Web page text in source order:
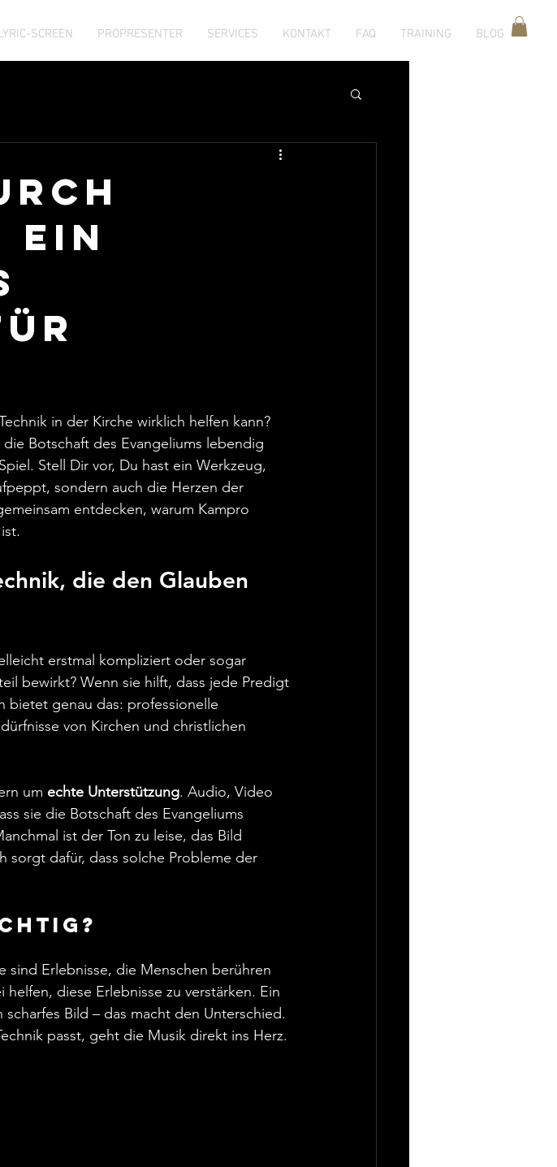
SCREEN PROPRESENTER SERVICES KONTAKT FAQ TRAINING BLOG
in der Kirche wirklich helfen kann?
Botschaft des Evangeliums lebendig
Stell Dir vor, Du hast ein Werkzeug,
sondern auch die Herzen der
entdecken, warum Kampro
die den Glauben
erstmal kompliziert oder sogar
bewirkt? Wenn sie hilft, dass jede Predigt
bietet genau das: professionelle
von Kirchen und christlichen
um echte Unterstützung. Audio, Video
sie die Botschaft des Evangeliums
ist der Ton zu leise, das Bild
sorgt dafür, dass solche Probleme der
sind Erlebnisse, die Menschen berühren
diese Erlebnisse zu verstärken. Ein
Bild – das macht den Unterschied.
passt, geht die Musik direkt ins Herz.